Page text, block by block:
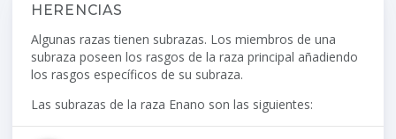
HERENCIAS
Algunas razas tienen subrazas. Los miembros de una
subraza poseen los rasgos de la raza principal añadiendo
los rasgos específicos de su subraza.
Las subrazas de la raza Enano son las siguientes: